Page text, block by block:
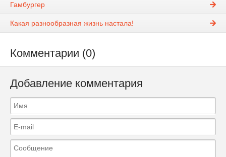
Гамбургер
Какая разнообразная жизнь настала!
Комментарии (0)
Добавление комментария